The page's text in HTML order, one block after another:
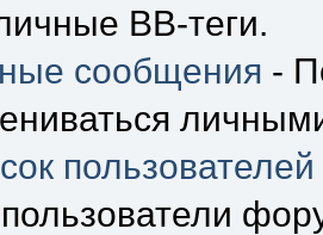
BB-теги.
сообщения -
пользователей